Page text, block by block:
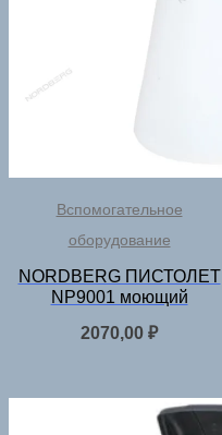
Вспомогательное
оборудование
NORDBERG ПИСТОЛЕТ
NP9001 моющий
2070,00₽